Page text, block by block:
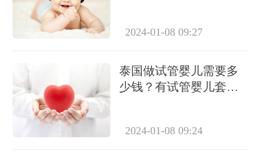
2024-01-08 09:27
泰国做试管婴儿需要多
少钱？有试管婴儿套餐
2024-01-08 09:24